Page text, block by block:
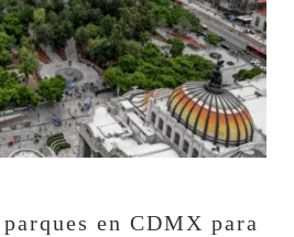
en CDMX para